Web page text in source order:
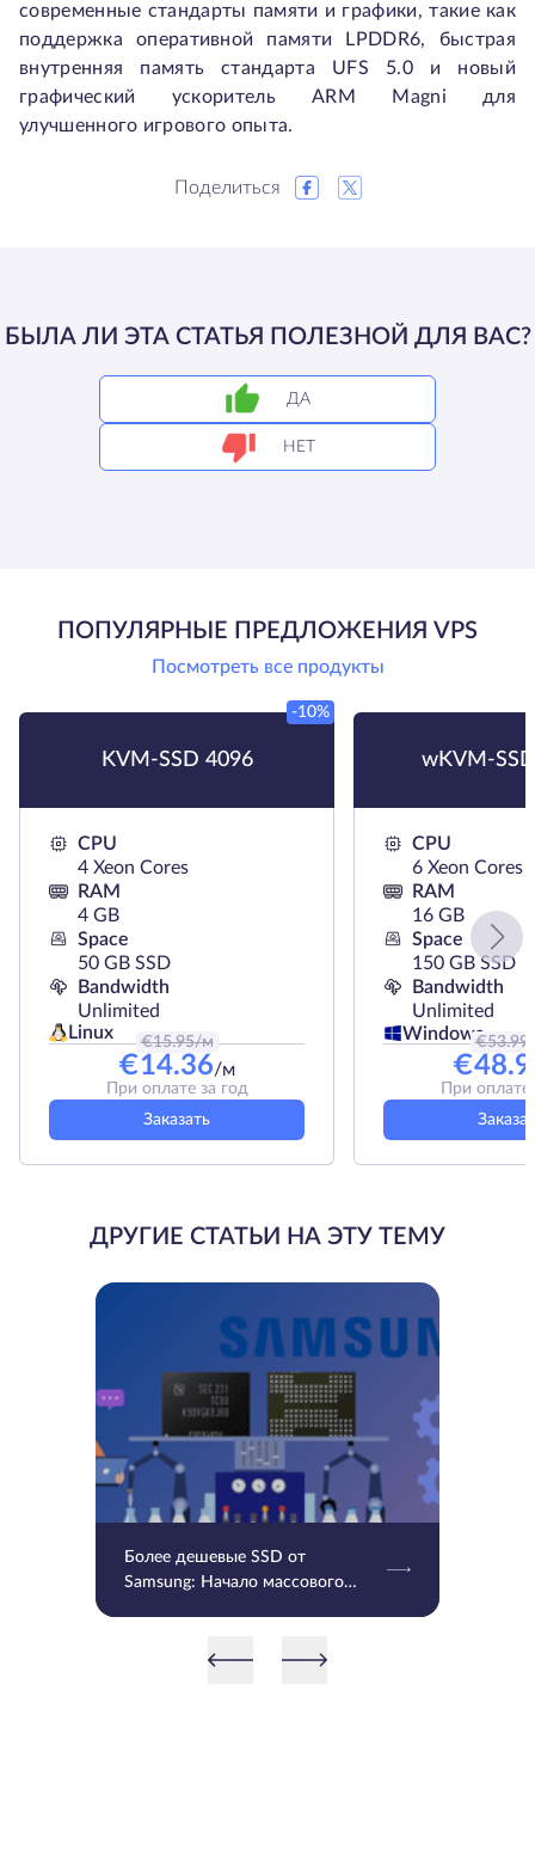
современные стандарты памяти и графики, такие как
поддержка оперативной памяти LPDDR6, быстрая
внутренняя память стандарта UFS 5.0 и новый
графический ускоритель ARM Magni для
улучшенного игрового опыта.
Поделиться
БЫЛА ЛИ ЭТА СТАТЬЯ ПОЛЕЗНОЙ ДЛЯ ВАС?
ДА
НЕТ
ПОПУЛЯРНЫЕ ПРЕДЛОЖЕНИЯ VPS
Посмотреть все продукты
KVM-SSD 4096
-10%
CPU
4 Xeon Cores
RAM
4 GB
Space
50 GB SSD
Bandwidth
Unlimited
Linux
€15.95/м
€14.36/м
При оплате за год
Заказать
wKVM-
CPU
6 Xeon Cores
RAM
16 GB
Space
150 GB SSD
Bandwidth
Unlimited
Windows
€53.99
€
При оплате
ДРУГИЕ СТАТЬИ НА ЭТУ ТЕМУ
Более дешевые SSD от
Samsung: Начало массового